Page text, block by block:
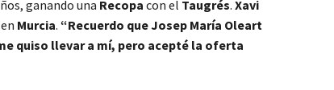
ganando una Recopa con el Taugrés. Xavi
Murcia. “Recuerdo que Josep María Oleart
quiso llevar a mí, pero acepté la oferta